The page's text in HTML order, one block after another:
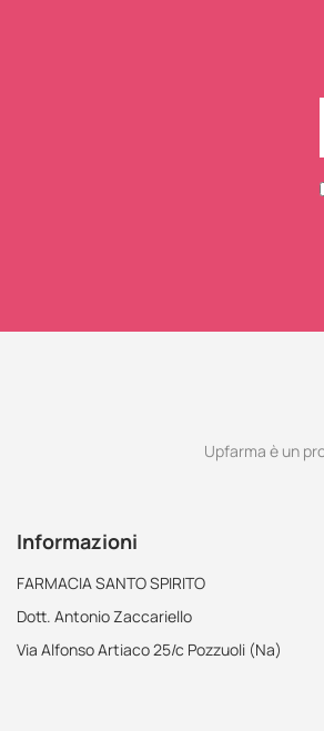
Upfarma è un
Informazioni
FARMACIA SANTO SPIRITO
Dott. Antonio Zaccariello
Via Alfonso Artiaco 25/c Pozzuoli (Na)